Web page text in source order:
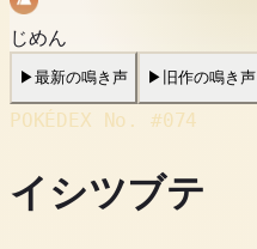
じめん
▶最新の鳴き声 ▶ 旧作の鳴き声
POKÉDEX No. #074
イシツブテ